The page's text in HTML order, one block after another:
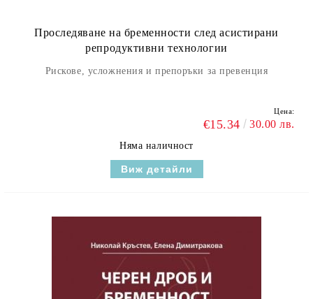
Проследяване на бременности след асистирани
репродуктивни технологии
Рискове, усложнения и препоръки за превенция
Цена:
€15.34 30.00 лв.
Няма наличност
Виж детайли